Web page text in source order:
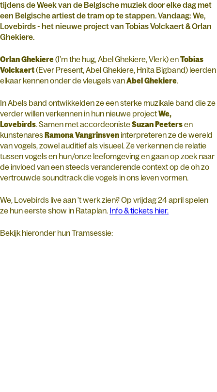
tijdens de Week van de Belgische muziek door elke dag met
een Belgische artiest de tram op te stappen. Vandaag: We,
Lovebirds - het nieuwe project van Tobias Volckaert & Orlan
Ghekiere.
OrlanGhekiere(I’m the hug, Abel Ghekiere, Vlerk) enTobias
Volckaert(Ever Present, Abel Ghekiere, Hnita Bigband) leerden
elkaar kennen onder de vleugels vanAbelGhekiere.
In Abels band ontwikkelden ze een sterke muzikale band die ze
verder willen verkennen in hun nieuwe projectWe,
Lovebirds.Samen met accordeonisteSuzanPeetersen
kunstenaresRamonaVangrinsven interpreteren ze de wereld
van vogels, zowel auditief als visueel. Ze verkennen de relatie
tussen vogels en hun/onze leefomgeving en gaan op zoek naar
de invloed van een steeds veranderende context op de oh zo
vertrouwde soundtrack die vogels in ons leven vormen.
We, Lovebirds live aan 't werk zien? Op vrijdag 24 april spelen
ze hun eerste show in Rataplan. Info & tickets hier.
Bekijk hieronder hun Tramsessie: